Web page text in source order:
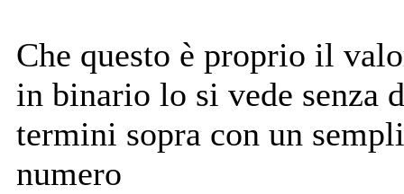
Che questo è proprio il
in binario lo si vede senza
termini sopra con un
numero